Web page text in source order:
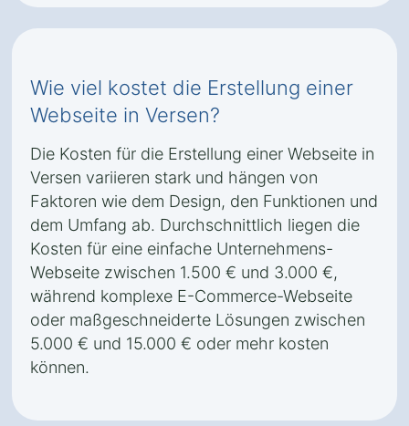
Wie viel kostet die Erstellung einer
Webseite in Versen?
Die Kosten für die Erstellung einer Webseite in
Versen variieren stark und hängen von
Faktoren wie dem Design, den Funktionen und
dem Umfang ab. Durchschnittlich liegen die
Kosten für eine einfache Unternehmens-
Webseite zwischen 1.500 € und 3.000 €,
während komplexe E-Commerce-Webseite
oder maßgeschneiderte Lösungen zwischen
5.000 € und 15.000 € oder mehr kosten
können.